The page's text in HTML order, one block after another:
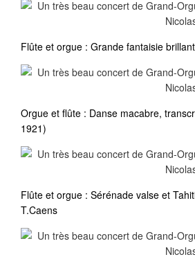
Flûte et orgue : Grande fantaisie
Orgue et flûte : Danse macabre,
1921)
Flûte et orgue : Sérénade valse et
T.Caens